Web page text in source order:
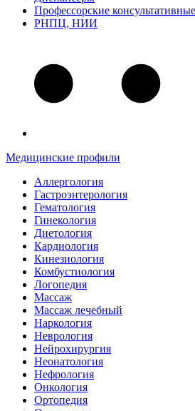
Профессорские
РНПЦ, НИИ
Медицинские профили
Аллергология
Гастроэнтерология
Гематология
Гинекология
Диетология
Кардиология
Кинезиология
Комбустиология
Логопедия
Массаж
Массаж лечебный
Наркология
Неврология
Нейрохирургия
Неонатология
Нефрология
Онкология
Ортопедия